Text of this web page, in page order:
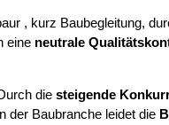
, kurz Baubegleitung,
eine neutrale
die steigende
der Baubranche leidet die